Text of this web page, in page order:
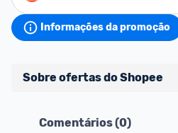
Informações da promoção
Sobre ofertas do Shopee
Comentários (0)